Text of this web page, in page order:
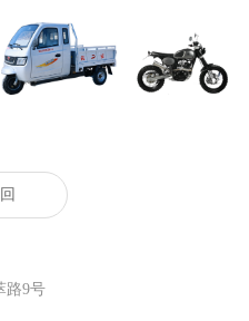
XF2200DZH-A XF125GY-G
路9号